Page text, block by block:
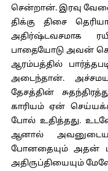
சென்றான். இரவு
திக்கு திசை
அதிர்ஷ்டவசமாக
பாதையோடு அவன்
ஆரம்பத்தில்
அடைந்தான்.
தேசத்தின்
காரியம் ஏன்
போல் உதித்தது.
ஆனால்
போனதையும் அதன்
அதிருப்தியையும்